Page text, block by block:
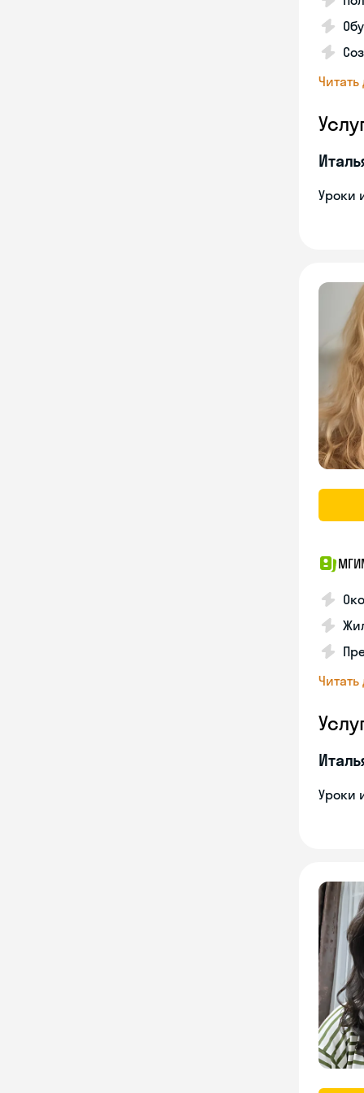
Уроки
Уроки